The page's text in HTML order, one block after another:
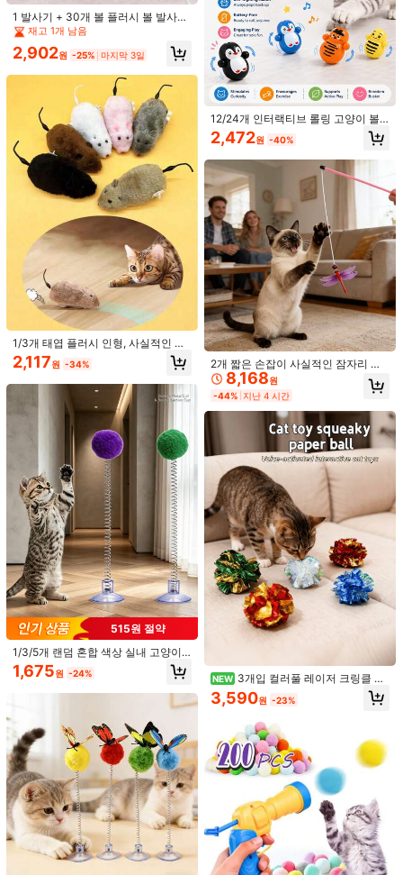
4.69 69 팔로워
4.69 69 팔로워
4.69 69 팔로워
4.69 69 팔로워
마음에 드실 거예요.
휴대폰 & 액세서리 도구 & 가정 개선 스포츠 &
거대 오버사이즈 고양이 티저 면봉 펫
장난감 순수 울 고양이 장난감 새끼 고
양이 지루함 해소
1,868원 -43% 마지막 3일
1개 고양이 티저 지팡이 장난감, 애완
동물 인공 깃털 벨 교체품, 고양이 운
동 및 오락에 적합, 교체 가능한 곤충
머리 부착물이 있는 휴대용 지팡이
4,814원 -30%
1개/2개 귀여운 고양이 귀 요정 고양이
티저 장난감, 벨과 리본이 있는 부드러
운 소재, 인터랙티브 고양이 티저 완
드, 반려동물 놀이 선물
5,331원
1,697원 절약
대형 면봉 고양이 장난감, 거대한 면봉
고양이 장난감, 인터랙티브 고양이 지
팡이, 큰 펠트 면 고양이 씹는 장난감,
감
2,393원 -41%
1 발사기 + 30개 볼 플러시 볼 발사기
플라스틱 고양이 인터랙티브 장난감,
랜덤 색상 플러시 볼 포함, 고양이 장
난감에 적합
재고 1개 남음
2,902원 -25% 마지막 3일
1/3개 태엽 플러시 인형, 사실적인 달
리는 가짜 쥐, 랜덤 색상 고양이/개 애
완동물 인형
2,117원 -34%
515원 절약
1/3/5개 랜덤 혼합 색상 실내 고양이
상호작용 장난감, 내구성 있는 금속 스
프링 플러시 볼 고양이 티저 완드 흡착
본능 자극, 모든 고양이 품종에 적합한
1,675원 -24%
12/24개 인터랙티브 롤링 고양이 볼
장난감 세트, 실내 고양이용 자동 굴림
고양이 장난감, 새끼 고양이 놀이 장난
고양이 활동 장난감, 고양이 풍부화 장
난감, 자동 놀이 장난감
2,472원 -40%
2개 짧은 손잡이 사실적인 잠자리 고
양이 티저 완드 랜덤 컬러 벨 및 신축
성 스프링 포함, 인터랙티브 고양이 장
난감, 애완동물 용품, 2,865개 Its Joyf
ul Space Star Seller 판매
8,168원
-44% 지난 4 시간
NEW 3개입 컬러풀 레이저 크링클 페
이퍼 볼 고양이 장난감, 화려한 색상과
내장 사운드, 스크래치 방지 및 내구성
을 즐겁게 보낼 수 있는 필수 일상용
고양이 놀이 용품
3,590원 -23%